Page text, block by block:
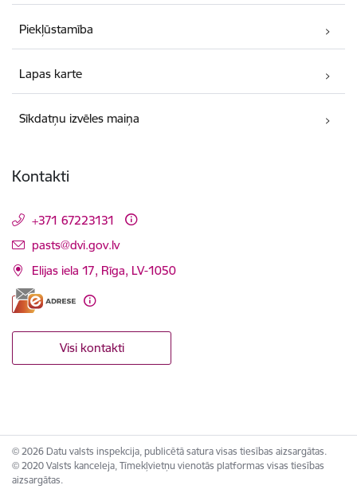
Piekļūstamība
Lapas karte
Sīkdatņu izvēles maiņa
Kontakti
+371 67223131
E-pasts:
pasts@dvi.gov.lv
Elijas iela 17, Rīga, LV-1050
Visi kontakti
© 2026 Datu valsts inspekcija, publicētā satura visas tiesības aizsargātas.
© 2020 Valsts kanceleja, Tīmekļvietņu vienotās platformas visas tiesības
aizsargātas.